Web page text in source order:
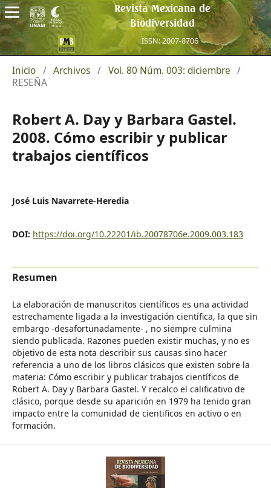
Revista Mexicana de
Biodiversidad
ISSN: 2007-8706
Inicio / Archivos / Vol. 80 Núm. 003: diciembre /
RESEÑA
Robert A. Day y Barbara Gastel.
2008. Cómo escribir y publicar
trabajos científicos
José Luis Navarrete-Heredia
DOI: https://doi.org/10.22201/ib.20078706e.2009.003.183
Resumen
La elaboración de manuscritos científicos es una actividad
estrechamente ligada a la investigación científica, la que sin
embargo -desafortunadamente- , no siempre culmina
siendo publicada. Razones pueden existir muchas, y no es
objetivo de esta nota describir sus causas sino hacer
referencia a uno de los libros clásicos que existen sobre la
materia: Cómo escribir y publicar trabajos científicos de
Robert A. Day y Barbara Gastel. Y recalco el calificativo de
clásico, porque desde su aparición en 1979 ha tenido gran
impacto entre la comunidad de cientificos en activo o en
formación.